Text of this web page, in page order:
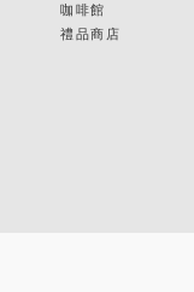
咖啡館
禮品商店